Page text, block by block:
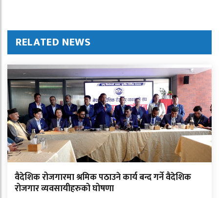
RELATED NEWS
वैदेशिक रोजगारमा श्रमिक पठाउने कार्य बन्द गर्ने वैदेशिक
रोजगार व्यवसायीहरुको घोषणा